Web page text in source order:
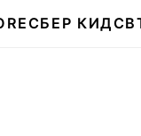
СБЕР КИДС